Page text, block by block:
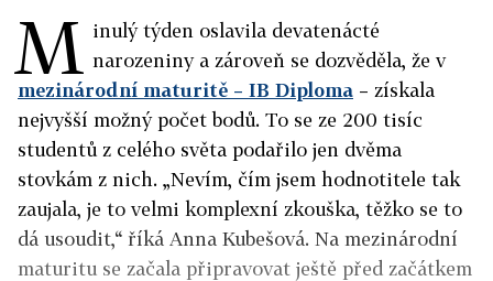
M inulý týden oslavila devatenácté
narozeniny a zároveň se dozvěděla, že v
mezinárodní maturitě – IB Diploma – získala
nejvyšší možný počet bodů. To se ze 200 tisíc
studentů z celého světa podařilo jen dvěma
stovkám z nich. „Nevím, čím jsem hodnotitele tak
zaujala, je to velmi komplexní zkouška, těžko se to
dá usoudit,“ říká Anna Kubešová. Na mezinárodní
maturitu se začala připravovat ještě před začátkem